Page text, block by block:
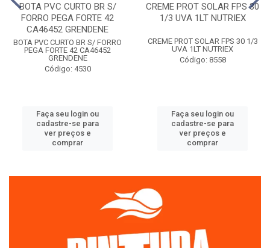
BOTA PVC CURTO BR S/
FORRO PEGA FORTE 42
CA46452 GRENDENE
BOTA PVC CURTO BR S/ FORRO
PEGA FORTE 42 CA46452
GRENDENE
Código: 4530
Faça seu login ou
cadastre-se para
ver preços e
comprar
CREME PROT SOLAR FPS 30
1/3 UVA 1LT NUTRIEX
CREME PROT SOLAR FPS 30 1/3
UVA 1LT NUTRIEX
Código: 8558
Faça seu login ou
cadastre-se para
ver preços e
comprar